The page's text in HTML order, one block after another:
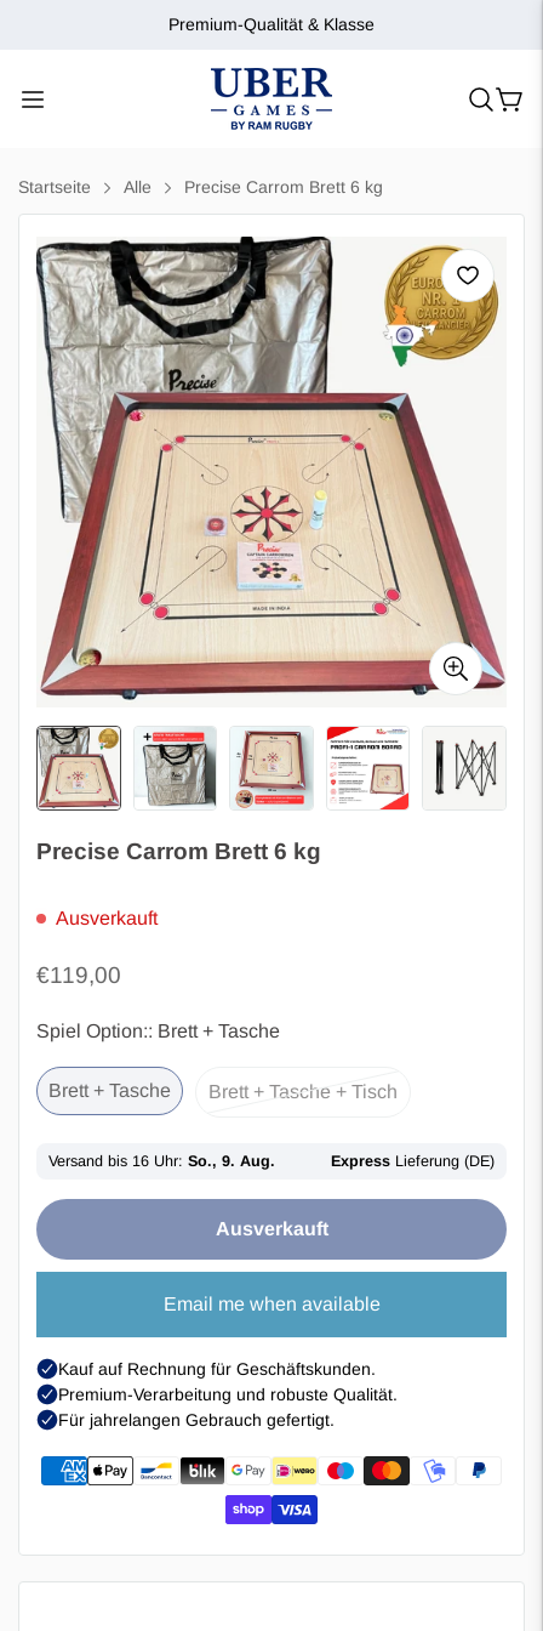
Premium-Qualität & Klasse
Startseite Alle Precise Carrom Brett 6 kg
Precise Carrom Brett 6 kg
Ausverkauft
Regulärer
€119,00
Spiel Option:: Brett + Tasche
Brett + Tasche Brett + Tasche + Tisch
Ausverkauft
Email me when available